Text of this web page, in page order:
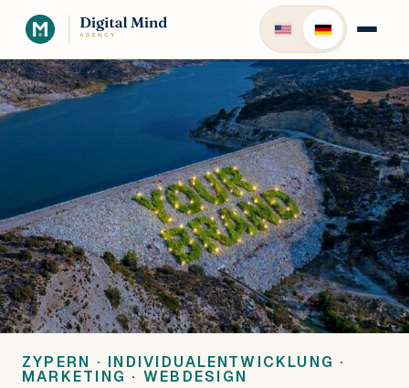
ZYPERN · INDIVIDUALENTWICKLUNG ·
MARKETING · WEBDESIGN